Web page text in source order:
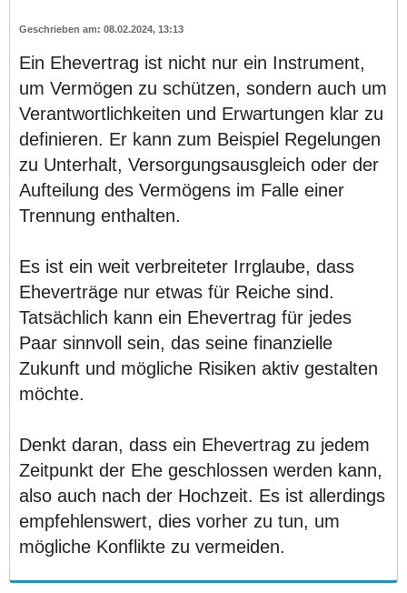
08.02.2024, 13:13
Ein Ehevertrag ist nicht nur ein Instrument,
um Vermögen zu schützen, sondern auch um
Verantwortlichkeiten und Erwartungen klar zu
definieren. Er kann zum Beispiel Regelungen
zu Unterhalt, Versorgungsausgleich oder der
Aufteilung des Vermögens im Falle einer
Trennung enthalten.
Es ist ein weit verbreiteter Irrglaube, dass
Eheverträge nur etwas für Reiche sind.
Tatsächlich kann ein Ehevertrag für jedes
Paar sinnvoll sein, das seine finanzielle
Zukunft und mögliche Risiken aktiv gestalten
möchte.
Denkt daran, dass ein Ehevertrag zu jedem
Zeitpunkt der Ehe geschlossen werden kann,
also auch nach der Hochzeit. Es ist allerdings
empfehlenswert, dies vorher zu tun, um
mögliche Konflikte zu vermeiden.